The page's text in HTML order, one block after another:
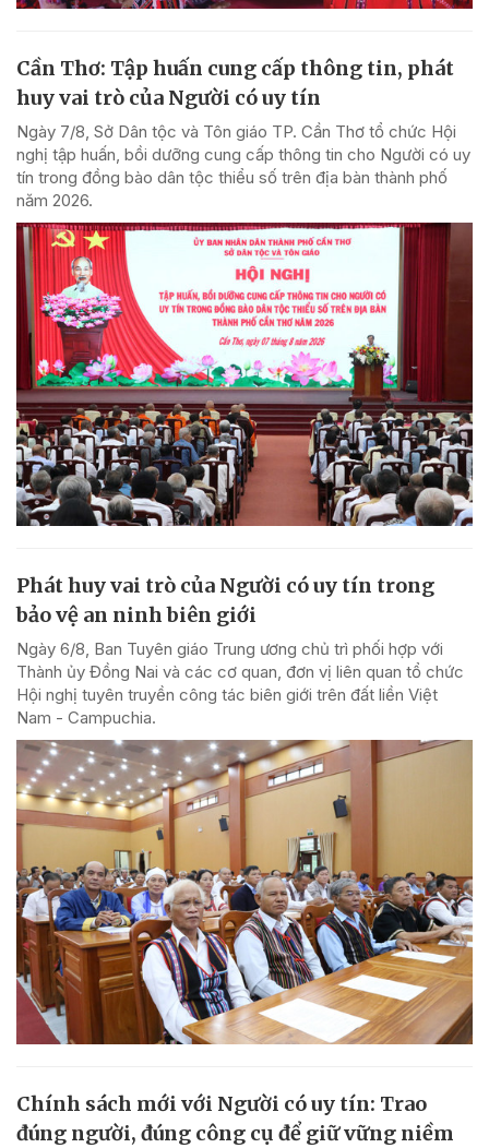
Cần Thơ: Tập huấn cung cấp thông tin, phát
huy vai trò của Người có uy tín
Ngày 7/8, Sở Dân tộc và Tôn giáo TP. Cần Thơ tổ chức Hội
nghị tập huấn, bồi dưỡng cung cấp thông tin cho Người có uy
tín trong đồng bào dân tộc thiểu số trên địa bàn thành phố
năm 2026.
Phát huy vai trò của Người có uy tín trong
bảo vệ an ninh biên giới
Ngày 6/8, Ban Tuyên giáo Trung ương chủ trì phối hợp với
Thành ủy Đồng Nai và các cơ quan, đơn vị liên quan tổ chức
Hội nghị tuyên truyền công tác biên giới trên đất liền Việt
Nam - Campuchia.
Chính sách mới với Người có uy tín: Trao
đúng người, đúng công cụ để giữ vững niềm